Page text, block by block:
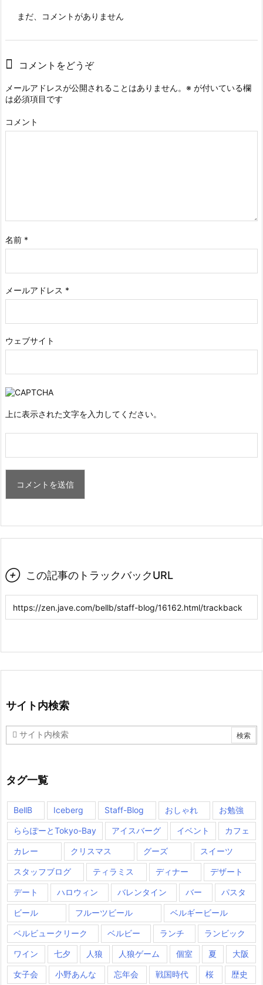
まだ、コメントがありません
コメントをどうぞ
メールアドレスが公開されることはありません。 ※ が付いている欄
は必須項目です
コメント
名前 *
メールアドレス *
ウェブサイト
上に表示された文字を入力してください。
 この記事のトラックバックURL
サイト内検索
タグ一覧
BellB Iceberg Staff-Blog おしゃれ お勉強
ららぽーとTokyo-Bay アイスバーグ イベント カフェ
カレー クリスマス グーズ スイーツ
スタッフブログ ティラミス ディナー デザート
デート ハロウィン バレンタイン バー パスタ
ビール フルーツビール ベルギービール
ベルビュークリーク ベルビー ランチ ランビック
ワイン 七夕 人狼 人狼ゲーム 個室 夏 大阪
女子会 小野あんな 忘年会 戦国時代 桜 歴史